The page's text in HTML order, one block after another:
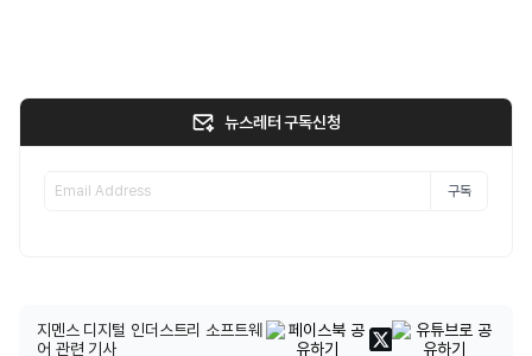
뉴스레터 구독신청
구독
지멘스 디지털 인더스트리 소프트웨
어 관련 기사